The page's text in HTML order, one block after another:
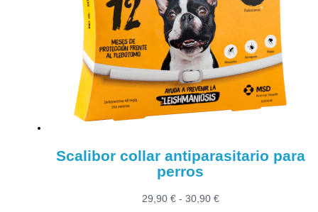
Scalibor collar antiparasitario para
perros
29,90 € - 30,90 €Rango